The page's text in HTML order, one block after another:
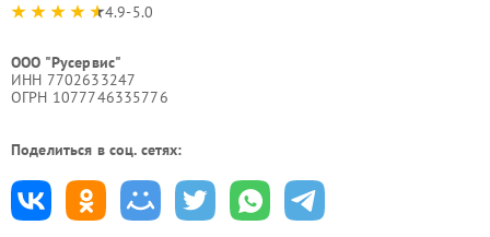
4.9-5.0
ООО "Русервис"
ИНН 7702633247
ОГРН 1077746335776
Поделиться в соц. сетях: